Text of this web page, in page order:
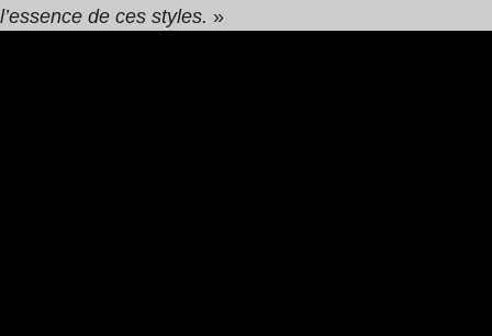
l’essence de ces styles. »